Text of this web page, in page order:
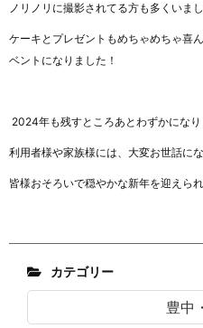
ノリノリに撮影されてる方も多くいま
ケーキとプレゼントもめちゃめちゃ喜
ベントになりました！
2024年も残すところあとわずかになり
利用者様や家族様には、大変お世話に
皆様おそろいで穏やかな新年を迎えら
カテゴリー
豊中